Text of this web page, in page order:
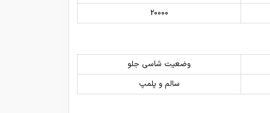
20000
وضعیت شاسی جلو
سالم و پلمپ